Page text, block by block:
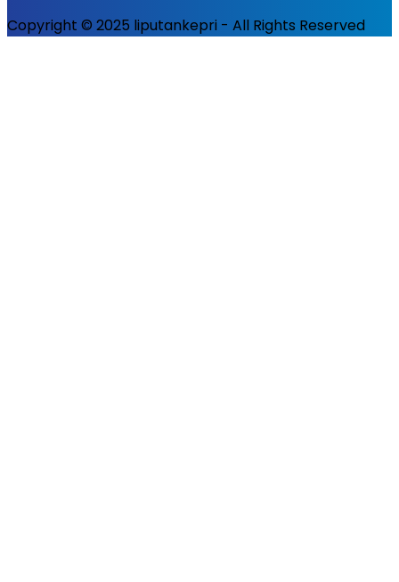
Copyright © 2025 liputankepri - All Rights Reserved